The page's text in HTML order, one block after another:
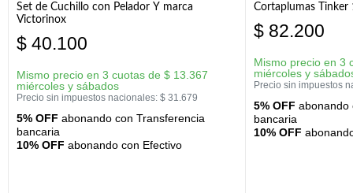
Set de Cuchillo con Pelador Y marca
Victorinox
$ 40.100
Mismo precio en 3 cuotas de $ 13.367
miércoles y sábados
Precio sin impuestos nacionales: $ 31.679
5% OFF abonando con Transferencia
bancaria
10% OFF abonando con Efectivo
Cortaplumas
$ 82.200
Mismo precio en 3
miércoles y
Precio sin impuestos
5% OFF abonando
bancaria
10% OFF